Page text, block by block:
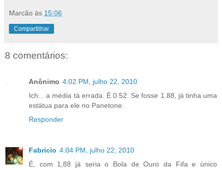
Marcão às 15:06
Compartilhar
8 comentários:
Anônimo 4:02 PM, julho 22, 2010
Ich... a média tá errada. É 0.52. Se fosse 1.88, já tinha uma
estátua para ele no Panetone.
Responder
Fabricio 4:04 PM, julho 22, 2010
É, com 1,88 já seria o Bola de Ouro da Fifa e único